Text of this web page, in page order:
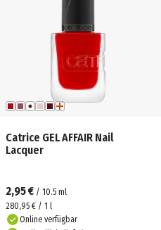
Catrice GEL AFFAIR Nail
Lacquer
2,95 € / 10.5 ml
280,95 € / 1 l
Online verfügbar